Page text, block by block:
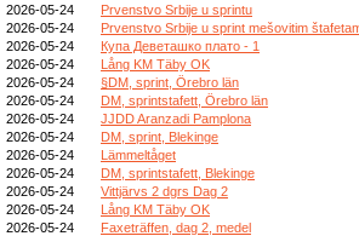
2026-05-24
Prvenstvo Srbije u sprintu
2026-05-24
Prvenstvo Srbije u sprint mešovitim
2026-05-24
Купа Деветашко плато - 1
2026-05-24
Lång KM Täby OK
2026-05-24
§DM, sprint, Örebro län
2026-05-24
DM, sprintstafett, Örebro län
2026-05-24
JJDD Aranzadi Pamplona
2026-05-24
DM, sprint, Blekinge
2026-05-24
Lämmeltåget
2026-05-24
DM, sprintstafett, Blekinge
2026-05-24
Vittjärvs 2 dgrs Dag 2
2026-05-24
Lång KM Täby OK
2026-05-24
Faxeträffen, dag 2, medel